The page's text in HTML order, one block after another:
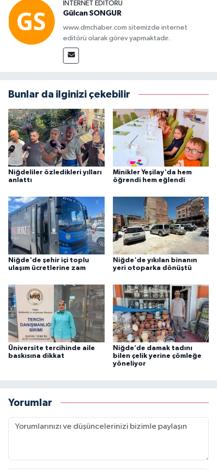
İNTERNET EDITÖRÜ
Gülcan SONGUR
www.dmchaber.com sitemizde internet
editörü olarak görev yapmaktadır.
Bunlar da ilginizi çekebilir
Niğdeliler özledikleri yılları
anlattı
Minikler Yeşilay'da hem
öğrendi hem eğlendi
Niğde'de şehir içi toplu
ulaşım ücretlerine zam
Niğde'de yıkılan binanın
yeri otoparka dönüştü
Üniversite tercihinde aile
baskısına dikkat
Niğde’de damak tadını
bilen çelik yerine çömleğe
yöneliyor
Yorumlar